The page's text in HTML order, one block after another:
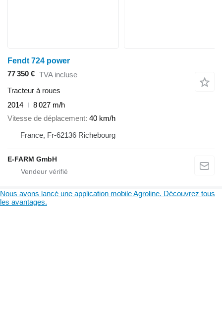
Fendt 724 power
77 350 € TVA incluse
Tracteur à roues
2014
8 027 m/h
Vitesse de déplacement 40 km/h
France, Fr-62136 Richebourg
E-FARM GmbH
Nous avons lancé une application mobile Agroline. Découvrez tous
les avantages.